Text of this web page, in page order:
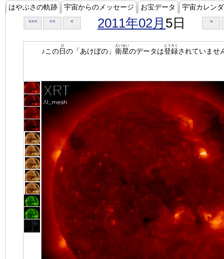
はやぶさの軌跡 宇宙からのメッセージ お宝データ 宇宙カレン
<<< << < 2011年02月 5日 >
♪この日
ひ
の「あけぼの」 衛星
えいせい
のデータは登録
とうろく
されていませ